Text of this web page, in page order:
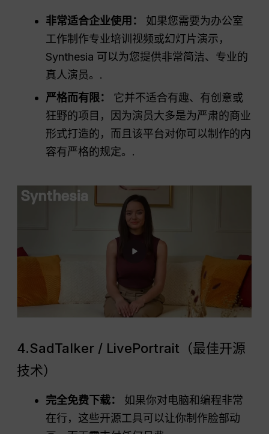
非常适合企业使用：
如果您需要为办公室
工作制作专业培训视频或幻灯片演示，
Synthesia 可以为您提供非常简洁、专业的
真人演员。.
严格而有限：
它并不适合有趣、有创意或
狂野的项目，因为演员大多是为严肃的商业
形式打造的，而且该平台对你可以制作的内
容有严格的规定。.
4.SadTalker / LivePortrait（最佳开源
技术）
完全免费下载：
如果你对电脑和编程非常
在行，这些开源工具可以让你制作脸部动